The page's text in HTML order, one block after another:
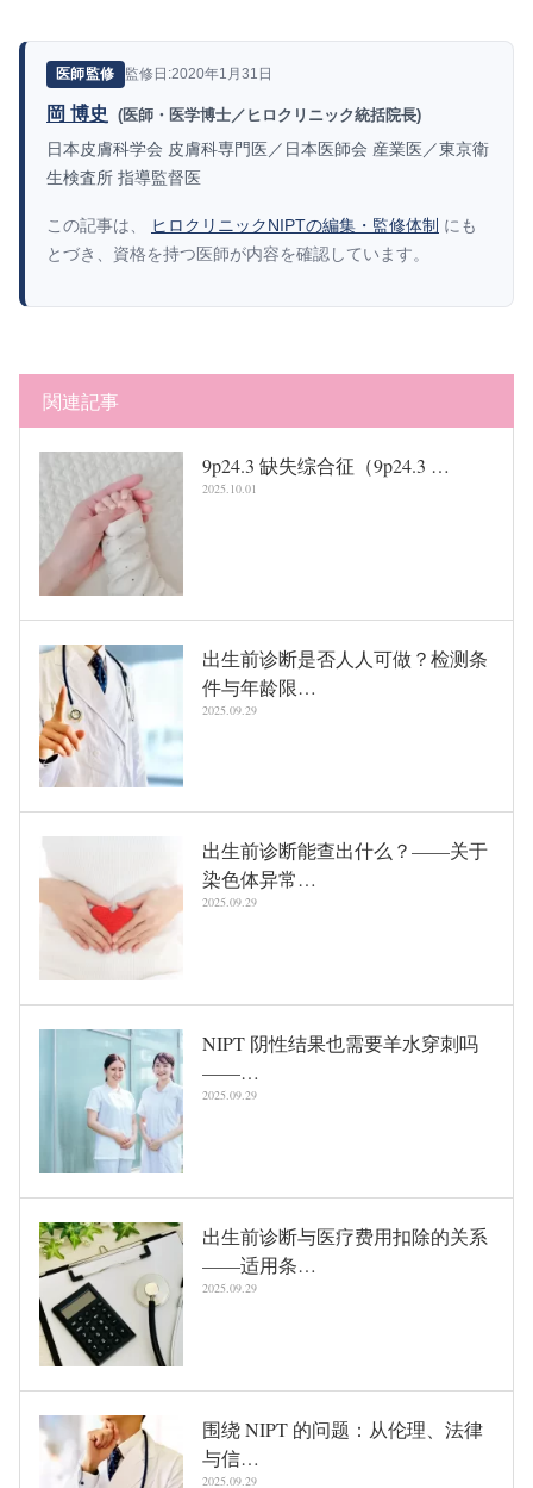
医師監修 監修日:2020年1月31日
岡 博史 (医師・医学博士／ヒロクリニック統括院長)
日本皮膚科学会 皮膚科専門医／日本医師会 産業医／東京衛
生検査所 指導監督医
この記事は、 ヒロクリニックNIPTの編集・監修体制 にも
とづき、資格を持つ医師が内容を確認しています。
関連記事
9p24.3 缺失综合征（9p24.3 …
2025.10.01
出生前诊断是否人人可做？检测条
件与年龄限…
2025.09.29
出生前诊断能查出什么？——关于
染色体异常…
2025.09.29
NIPT 阴性结果也需要羊水穿刺吗
——…
2025.09.29
出生前诊断与医疗费用扣除的关系
——适用条…
2025.09.29
围绕 NIPT 的问题：从伦理、法律
与信…
2025.09.29